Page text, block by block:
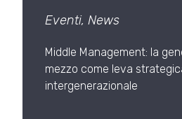
Eventi, News
Middle Management: la
mezzo come leva
intergenerazionale